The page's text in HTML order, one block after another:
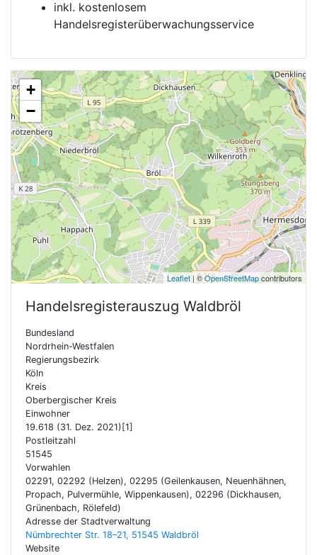
inkl. kostenlosem
Handelsregisterüberwachungsservice
+
−
Leaflet | ©OpenStreetMapcontributors
Handelsregisterauszug Waldbröl
Bundesland
Nordrhein-Westfalen
Regierungsbezirk
Köln
Kreis
Oberbergischer Kreis
Einwohner
19.618 (31. Dez. 2021)[1]
Postleitzahl
51545
Vorwahlen
02291, 02292 (Helzen), 02295 (Geilenkausen, Neuenhähnen,
Propach, Pulvermühle, Wippenkausen), 02296 (Dickhausen,
Grünenbach, Rölefeld)
Adresse der Stadtverwaltung
Nümbrechter Str. 18–21, 51545 Waldbröl
Website